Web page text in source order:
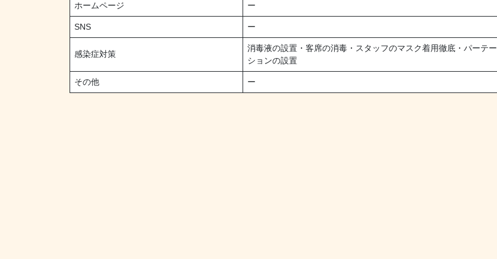
ホームページ ー
SNS ー
感染症対策
消毒液の設置・客席の消毒・スタッフのマスク着用徹底・パーテー
ションの設置
その他 ー